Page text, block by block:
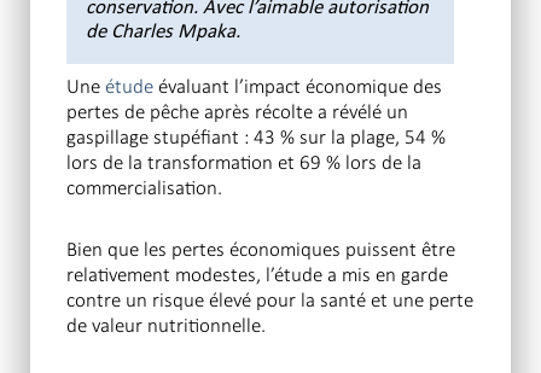
conservation. Avec l’aimable autorisation
de Charles Mpaka.
Une étude évaluant l’impact économique des
pertes de pêche après récolte a révélé un
gaspillage stupéfiant : 43 % sur la plage, 54 %
lors de la transformation et 69 % lors de la
commercialisation.
Bien que les pertes économiques puissent être
relativement modestes, l’étude a mis en garde
contre un risque élevé pour la santé et une perte
de valeur nutritionnelle.